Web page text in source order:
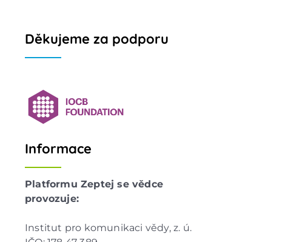
Děkujeme za podporu
Informace
Platformu Zeptej se vědce
provozuje:
Institut pro komunikaci vědy, z. ú.